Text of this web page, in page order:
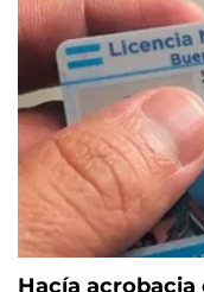
Hacía